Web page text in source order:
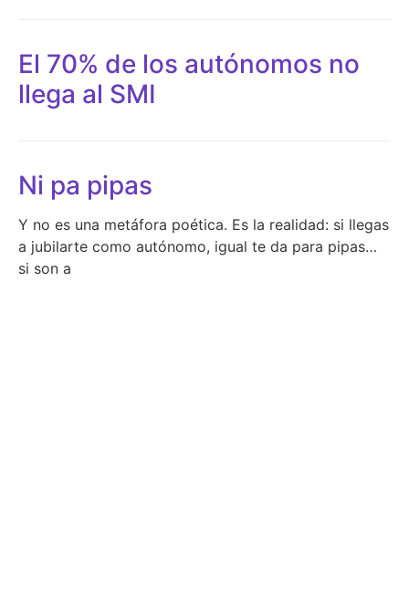
El 70% de los autónomos no
llega al SMI
Ni pa pipas
Y no es una metáfora poética. Es la realidad: si llegas
a jubilarte como autónomo, igual te da para pipas…
si son a